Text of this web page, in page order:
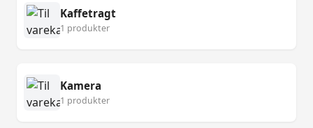
Kaffetragt
1 produkter
Kamera
1 produkter